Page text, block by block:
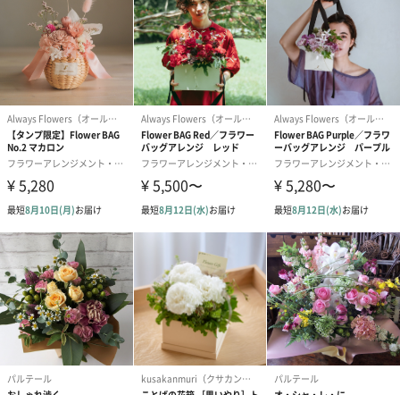
注意事項
・一点ずつ手作りであり、自然のものを使用している
ため色合いや形には個体差があります。
また、実物に近い色の写真を使用しておりますが、ご
使用の液晶画面により実物の色と異なって見える場合
がございます。
商品オプション情報
メッセージカード（通常・写真・グリーティング）
誕生日や結婚祝い・出産祝いなど、様々なシーンのメッセージカ
ードを同梱します。
メッセージカードや封筒のデザインは一部変更する場合がありま
す。